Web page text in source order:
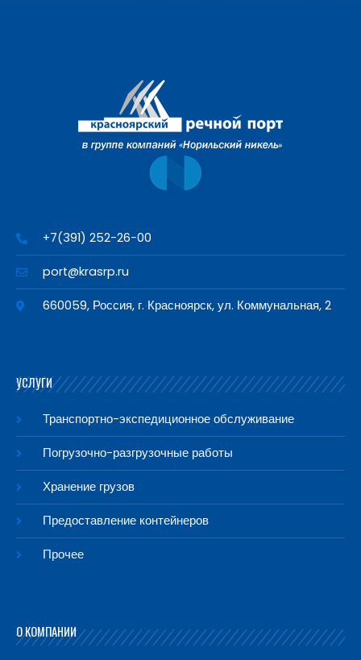
+7(391) 252-26-00
port@krasrp.ru
660059, Россия, г. Красноярск, ул. Коммунальная, 2
УСЛУГИ
Транспортно-экспедиционное обслуживание
Погрузочно-разгрузочные работы
Хранение грузов
Предоставление контейнеров
Прочее
О КОМПАНИИ